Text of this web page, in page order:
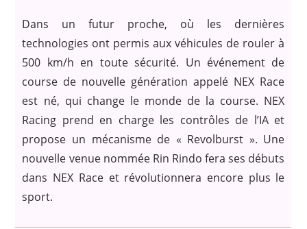
Dans un futur proche, où les dernières
technologies ont permis aux véhicules de rouler à
500 km/h en toute sécurité. Un événement de
course de nouvelle génération appelé NEX Race
est né, qui change le monde de la course. NEX
Racing prend en charge les contrôles de l’IA et
propose un mécanisme de « Revolburst ». Une
nouvelle venue nommée Rin Rindo fera ses débuts
dans NEX Race et révolutionnera encore plus le
sport.